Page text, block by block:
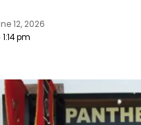
pm
12, 2026